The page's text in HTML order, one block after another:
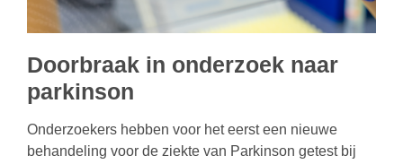
Doorbraak in onderzoek naar
parkinson
Onderzoekers hebben voor het eerst een nieuwe
behandeling voor de ziekte van Parkinson getest bij